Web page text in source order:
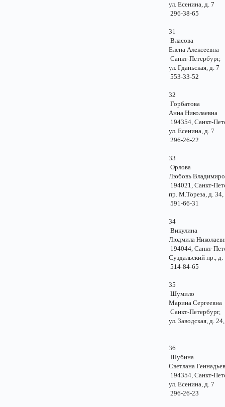
ул. Есенина, д.
296-38-65
31
Власова
Елена
Санкт-
ул. Гданьская,
553-33-52
32
Горбатова
Анна
194354, Санкт-
ул. Есенина, д.
296-26-22
33
Орлова
Любовь
194021, Санкт-
пр. М.Тореза, д. 34,
591-66-31
34
Викулина
Людмила
194044, Санкт-
Суздальский пр.,
514-84-65
35
Шумило
Марина
Санкт-
ул. Заводская, д.
36
Шубина
Светлана
194354, Санкт-
ул. Есенина, д.
296-26-23